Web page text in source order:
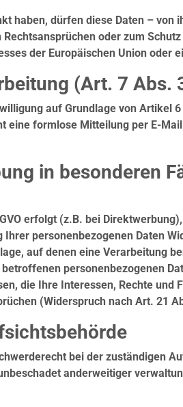
haben, dürfen diese Daten –
oder zum
der Europäischen Union oder
(Art. 7 Abs.
auf Grundlage von Artikel
formlose Mitteilung per E-
in besonderen
erfolgt (z.B. bei
personenbezogenen Daten
auf denen eine Verarbeitung
personenbezogenen
die Ihre Interessen, Rechte und
(Widerspruch nach Art. 21
bei der zuständigen
anderweitiger